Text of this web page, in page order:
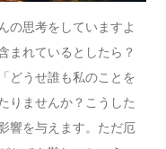
の思考をしていますよ
まれているとしたら？
どうせ誰も私のことを
りませんか？こうした
響を与えます。ただ厄